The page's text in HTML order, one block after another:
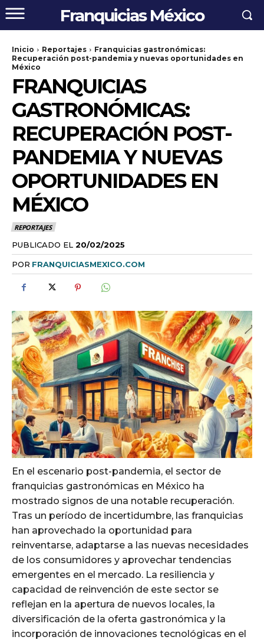
Franquicias México
Inicio Reportajes
Franquicias gastronómicas:
Recuperación post-pandemia y nuevas oportunidades en
México
FRANQUICIAS
GASTRONÓMICAS:
RECUPERACIÓN POST-
PANDEMIA Y NUEVAS
OPORTUNIDADES EN
MÉXICO
REPORTAJES
PUBLICADO EL 20/02/2025
POR FRANQUICIASMEXICO.COM
En el escenario post-pandemia, el sector de
franquicias gastronómicas en México ha
mostrado signos de una notable recuperación.
Tras un período de incertidumbre, las franquicias
han aprovechado la oportunidad para
reinventarse, adaptarse a las nuevas necesidades
de los consumidores y aprovechar tendencias
emergentes en el mercado. La resiliencia y
capacidad de reinvención de este sector se
reflejan en la apertura de nuevos locales, la
diversificación de la oferta gastronómica y la
incorporación de innovaciones tecnológicas en el